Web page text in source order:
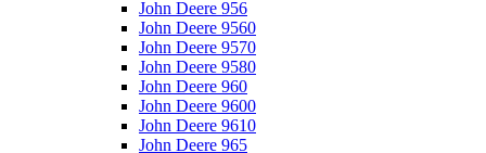
John Deere 956
John Deere 9560
John Deere 9570
John Deere 9580
John Deere 960
John Deere 9600
John Deere 9610
John Deere 965